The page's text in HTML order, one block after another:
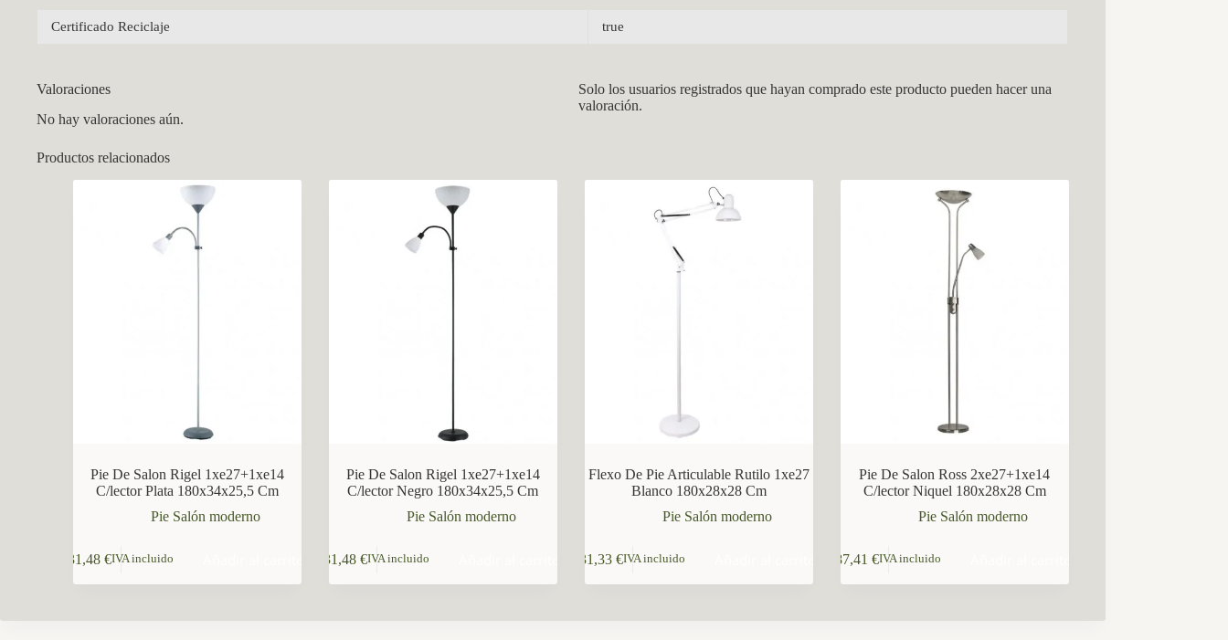
Certificado Reciclaje true
Valoraciones
No hay valoraciones aún.
Solo los usuarios registrados que hayan comprado este producto pueden hacer una
valoración.
Productos relacionados
Pie De Salon Rigel 1xe27+1xe14
C/lector Plata 180x34x25,5 Cm
Pie Salón moderno
31,48€IVA incluido
Pie De Salon Rigel 1xe27+1xe14
C/lector Negro 180x34x25,5 Cm
Pie Salón moderno
31,48€IVA incluido
Flexo De Pie Articulable Rutilo 1xe27
Blanco 180x28x28 Cm
Pie Salón moderno
31,33€IVA incluido
Pie De Salon Ross 2xe27+1xe14
C/lector Niquel 180x28x28 Cm
Pie Salón moderno
87,41€IVA incluido